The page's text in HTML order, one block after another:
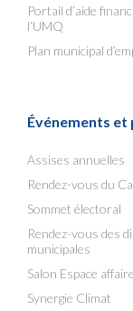
Portail d’aide
l’UMQ
Plan municipal
Événements et
Assises annuelles
Rendez-vous du
Sommet électoral
Rendez-vous des
municipales
Salon Espace
Synergie Climat